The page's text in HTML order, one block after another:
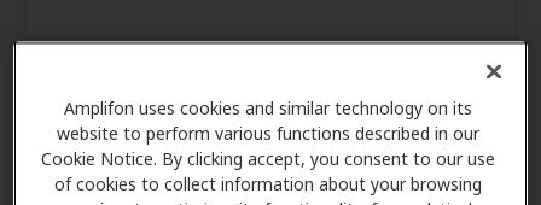
Amplifon uses cookies and similar technology on its
website to perform various functions described in our
Cookie Notice. By clicking accept, you consent to our use
of cookies to collect information about your browsing